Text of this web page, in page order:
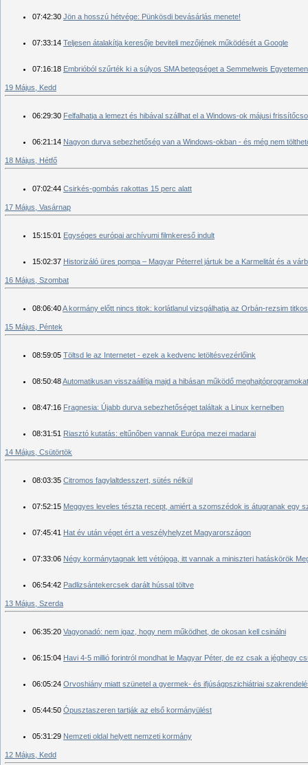
07:42:30 Jön a hosszú hétvége: Pünkösdi bevásárlás menete!
07:33:14 Teljesen átalakítja keresője beviteli mezőjének működését a Google
07:16:18 Embrióból szűrték ki a súlyos SMA betegséget a Semmelweis Egyetemen
19 Május, Kedd
06:29:30 Felfalhatja a lemezt és hibával szállhat el a Windows-ok májusi
06:21:14 Nagyon durva sebezhetőség van a Windows-okban - és még nem
18 Május, Hétfő
07:02:44 Csirkés-gombás rakottas 15 perc alatt
17 Május, Vasárnap
15:15:01 Egységes európai archívumi filmkereső indult
15:02:37 Historizáló üres pompa – Magyar Péterrel jártuk be a Karmelitát és a
16 Május, Szombat
08:06:40A kormány előtt nincs titok: korlátlanul vizsgálhatja az Orbán-rezsim
15 Május, Péntek
08:59:05 Töltsd le az Internetet - ezek a kedvenc letöltésvezérlőink
08:50:48Automatikusan visszaállítja majd a hibásan működő
08:47:16 Fragnesia: Újabb durva sebezhetőséget találtak a Linux kernelben
08:31:51 Riasztó kutatás: eltűnőben vannak Európa mezei madarai
14 Május, Csütörtök
08:03:35 Citromos fagylaltdesszert, sütés nélkül
07:52:15 Meggyes leveles tészta recept, amiért a szomszédok is átugranak egy
07:45:41 Hat év után véget ért a veszélyhelyzet Magyarországon
07:33:06 Négy kormánytagnak lett vétójoga, itt vannak a miniszteri hatáskörök
06:54:42 Padlizsántekercsek darált hússal töltve
13 Május, Szerda
06:35:20 Vagyonadó: nem igaz, hogy nem működhet, de okosan kell csinálni
06:15:04 Havi 4-5 millió forintról mondhat le Magyar Péter, de ez csak a jéghegy
06:05:24 Orvoshiány miatt szünetel a gyermek- és ifjúságpszichiátriai
05:44:50 Ópusztaszeren tartják az első kormányülést
05:31:29 Nemzeti oldal helyett nemzeti kormány
12 Május, Kedd